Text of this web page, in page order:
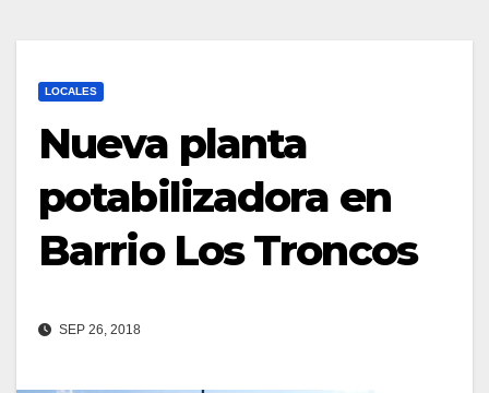
LOCALES
Nueva planta
potabilizadora en
Barrio Los Troncos
SEP 26, 2018